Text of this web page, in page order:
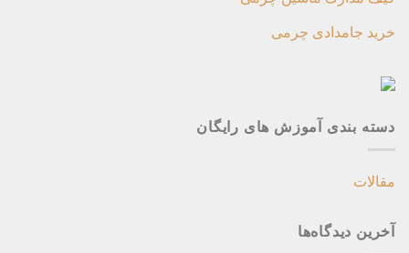
خرید جامدادی چرمی
دسته بندی آموزش های رایگان
مقالات
آخرین دیدگاه‌ها